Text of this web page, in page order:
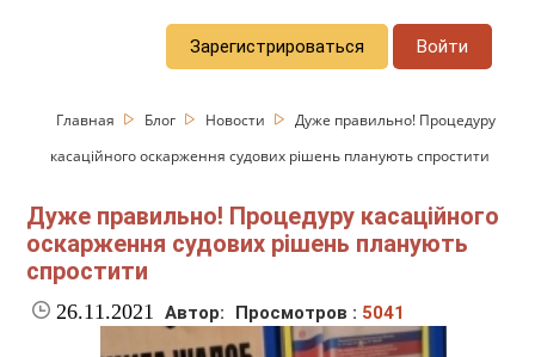
Зарегистрироваться Войти
Главная Блог Новости
Дуже правильно! Процедуру
касаційного оскарження судових рішень планують спростити
Дуже правильно! Процедуру касаційного
оскарження судових рішень планують
спростити
26.11.2021 Автор: Просмотров : 5041